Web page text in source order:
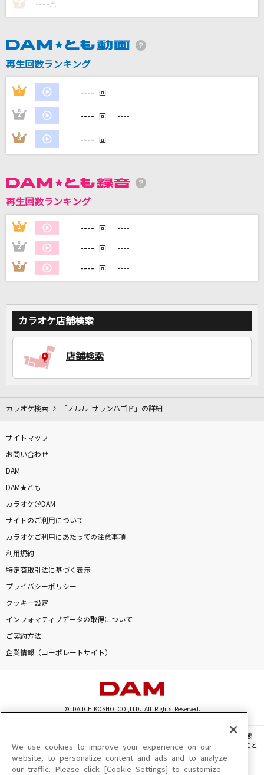
King Gnu
すりぃ feat.鏡音レン
Star Wish
STARGLOW
YOASOBI
DAMの新曲・ランキングなど
DAMに会員登録・ログインして
自宅でカラオケ歌い放題！
3 ---- 点 ----
再生回数ランキング
1 ---- 回 ----
2 ---- 回 ----
3 ---- 回 ----
再生回数ランキング
1 ---- 回 ----
2 ---- 回 ----
3 ---- 回 ----
カラオケ店舗検索
店舗検索
カラオケ検索 「ノルル サランハゴド」の詳細
サイトマップ
お問い合わせ
DAM
DAM★とも
カラオケ＠DAM
サイトのご利用について
カラオケご利用にあたっての注意事項
利用規約
特定商取引法に基づく表示
プライバシーポリシー
クッキー設定
インフォマティブデータの取得について
ご契約方法
企業情報（コーポレートサイト）
© DAIICHIKOSHO CO.,LTD. All Rights Reserved.
このサイトに掲載されている一切の文章・画像・写真・動画・音声等を、手段や形態
を問わず、著作権法の定める範囲を超えて無断で複製、転載、ファイル化などすること
を禁じます。
楽曲及びコンテンツは、機種によりご利用いただけない場合があります。
We use cookies to improve your experience on our
website, to personalize content and ads and to analyze
our traffic. Please click [Cookie Settings] to customize